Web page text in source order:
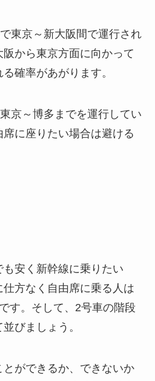
東京～新大阪間で運行され
から東京方面に向かって
確率があがります。
京～博多までを運行してい
に座りたい場合は避ける
安く新幹線に乗りたい
方なく自由席に乗る人は
す。そして、2号車の階段
びましょう。
ができるか、できないか